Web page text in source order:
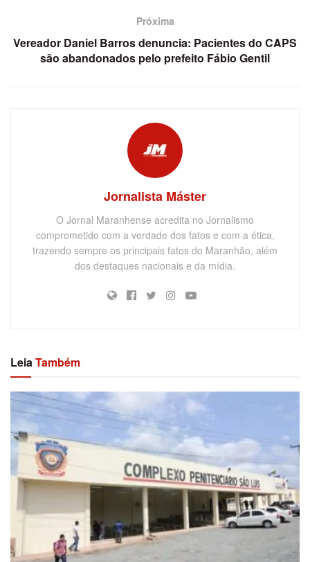
Próxima
Vereador Daniel Barros denuncia: Pacientes do CAPS
são abandonados pelo prefeito Fábio Gentil
Jornalista Máster
O Jornal Maranhense acredita no Jornalismo
comprometido com a verdade dos fatos e com a ética,
trazendo sempre os principais fatos do Maranhão, além
dos destaques nacionais e da mídia.
LeiaTambém